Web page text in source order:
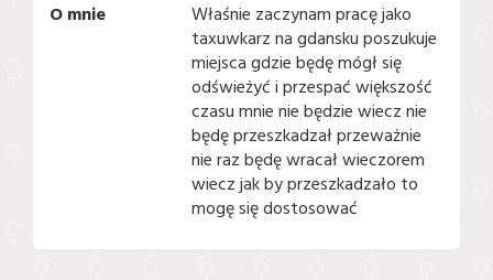
O mnie
Właśnie zaczynam pracę jako
taxuwkarz na gdansku poszukuje
miejsca gdzie będę mógł się
odświeżyć i przespać większość
czasu mnie nie będzie wiecz nie
będę przeszkadzał przeważnie
nie raz będę wracał wieczorem
wiecz jak by przeszkadzało to
mogę się dostosować